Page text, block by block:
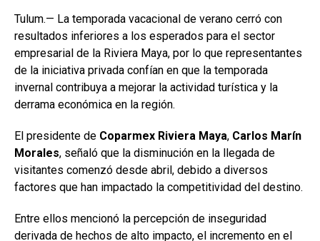
Tulum.— La temporada vacacional de verano cerró con
resultados inferiores a los esperados para el sector
empresarial de la Riviera Maya, por lo que representantes
de la iniciativa privada confían en que la temporada
invernal contribuya a mejorar la actividad turística y la
derrama económica en la región.
El presidente de Coparmex Riviera Maya, Carlos Marín
Morales, señaló que la disminución en la llegada de
visitantes comenzó desde abril, debido a diversos
factores que han impactado la competitividad del destino.
Entre ellos mencionó la percepción de inseguridad
derivada de hechos de alto impacto, el incremento en el